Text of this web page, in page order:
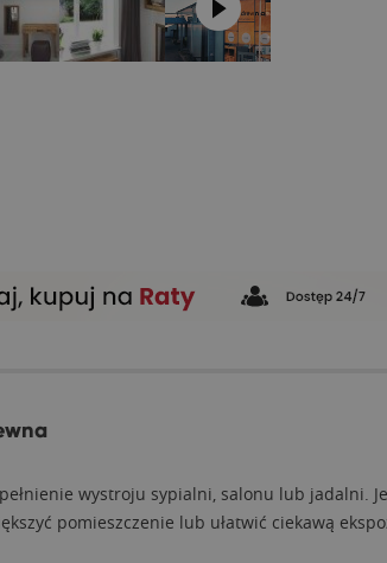
wystroju sypialni, salonu lub jadalni.
pomieszczenie lub ułatwić ciekawą